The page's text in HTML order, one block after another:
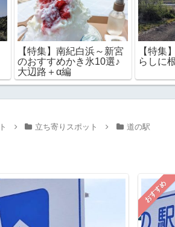
【特集】南紀白浜～新宮
のおすすめかき氷10選♪
大辺路＋α編
【特集
らしに
立ち寄りスポット 道の駅
おすすめ